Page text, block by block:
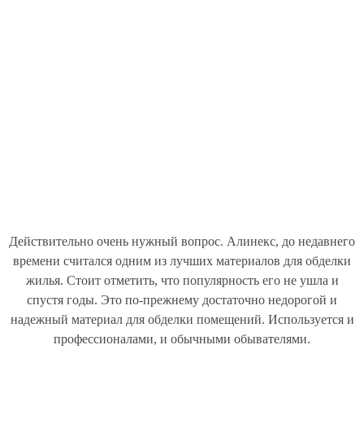
Действительно очень нужный вопрос. Алинекс, до недавнего
времени считался одним из лучших материалов для обделки
жилья. Стоит отметить, что популярность его не ушла и
спустя годы. Это по-прежнему достаточно недорогой и
надежный материал для обделки помещений. Используется и
профессионалами, и обычными обывателями.